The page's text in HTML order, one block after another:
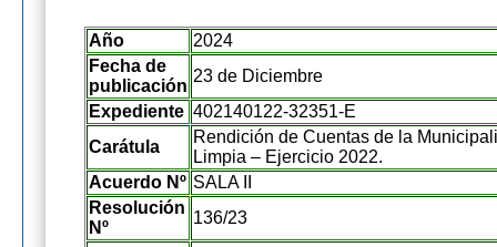
Año
2024
Fecha de
publicación
23 de Diciembre
Expediente 402140122-32351-E
Carátula
Rendición de Cuentas de la
Limpia – Ejercicio 2022.
Acuerdo Nº SALA II
Resolución
Nº
136/23